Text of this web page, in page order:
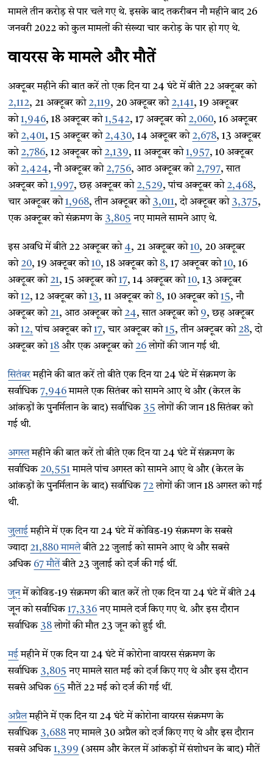
मामले तीन करोड़ से पार चले गए थे. इसके बाद तकरीबन नौ महीने बाद 26
जनवरी 2022 को कुल मामलों की संख्या चार करोड़ के पार हो गए थे.
वायरस के मामले और मौतें
अक्टूबर महीने की बात करें तो एक दिन या 24 घंटे में बीते 22 अक्टूबर को
2,112, 21 अक्टूबर को 2,119, 20 अक्टूबर को 2,141, 19 अक्टूबर
को1,946, 18 अक्टूबर को1,542, 17 अक्टूबर को 2,060, 16 अक्टूबर
को 2,401, 15 अक्टूबर को 2,430, 14 अक्टूबर को 2,678, 13 अक्टूबर
को 2,786, 12 अक्टूबर को 2,139, 11 अक्टूबर को1,957, 10 अक्टूबर
को 2,424, नौ अक्टूबर को 2,756, आठ अक्टूबर को 2,797, सात
अक्टूबर को1,997, छह अक्टूबर को 2,529, पांच अक्टूबर को 2,468,
चार अक्टूबर को1,968, तीन अक्टूबर को 3,011, दो अक्टूबर को 3,375,
एक अक्टूबर को संक्रमण के 3,805 नए मामले सामने आए थे.
इस अवधि में बीते 22 अक्टूबर को 4, 21 अक्टूबर को10, 20 अक्टूबर
को 20, 19 अक्टूबर को10, 18 अक्टूबर को 8, 17 अक्टूबर को10, 16
अक्टूबर को 21, 15 अक्टूबर को17, 14 अक्टूबर को10, 13 अक्टूबर
को12, 12 अक्टूबर को13, 11 अक्टूबर को 8, 10 अक्टूबर को15, नौ
अक्टूबर को 21, आठ अक्टूबर को 24, सात अक्टूबर को 9, छह अक्टूबर
को12, पांच अक्टूबर को17, चार अक्टूबर को15, तीन अक्टूबर को 28, दो
अक्टूबर को18 और एक अक्टूबर को 26लोगों की जान गई थी.
सितंबरमहीने की बात करें तो बीते एक दिन या 24 घंटे में संक्रमण के
सर्वाधिक7,946मामले एक सितंबर को सामने आए थे और (केरल के
आंकड़ों के पुनर्मिलान के बाद) सर्वाधिक 35 लोगों की जान 18 सितंबर को
गई थी.
अगस्तमहीने की बात करें तो बीते एक दिन या 24 घंटे में संक्रमण के
सर्वाधिक 20,551मामले पांच अगस्त को सामने आए थे और (केरल के
आंकड़ों के पुनर्मिलान के बाद) सर्वाधिक72लोगों की जान 18 अगस्त को गई
थी.
जुलाईमहीने में एक दिन या 24 घंटे में कोविड-19 संक्रमण के सबसे
ज्यादा 21,880 मामलेबीते 22 जुलाई को सामने आए थे और सबसे
अधिक 67 मौतेंबीते 23 जुलाई को दर्ज की गई थीं.
जूनमें कोविड-19 संक्रमण की बात करें तो एक दिन या 24 घंटे में बीते 24
जून को सर्वाधिक17,336 नए मामले दर्ज किए गए थे. और इस दौरान
सर्वाधिक 38लोगों की मौत 23 जून को हुई थी.
मईमहीने में एक दिन या 24 घंटे में कोरोना वायरस संक्रमण के
सर्वाधिक 3,805 नए मामले सात मई को दर्ज किए गए थे और इस दौरान
सबसे अधिक 65 मौतें 22 मई को दर्ज की गई थीं.
अप्रैलमहीने में एक दिन या 24 घंटे में कोरोना वायरस संक्रमण के
सर्वाधिक 3,688 नए मामले 30 अप्रैल को दर्ज किए गए थे और इस दौरान
सबसे अधिक1,399 (असम और केरल में आंकड़ों में संशोधन के बाद) मौतें